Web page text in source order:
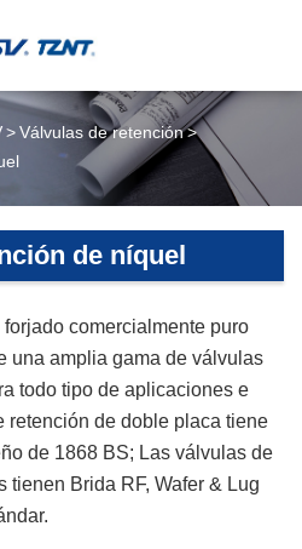
Válvulas de retención
de níquel
comercialmente puro
una amplia gama de válvulas
todo tipo de aplicaciones e
retención de doble placa tiene
de 1868 BS; Las válvulas de
tienen Brida RF, Wafer & Lug